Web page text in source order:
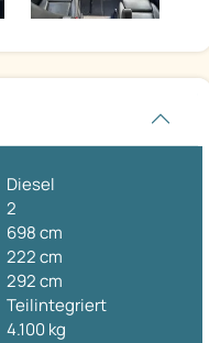
Diesel
2
698 cm
222 cm
292 cm
Teilintegriert
4.100 kg